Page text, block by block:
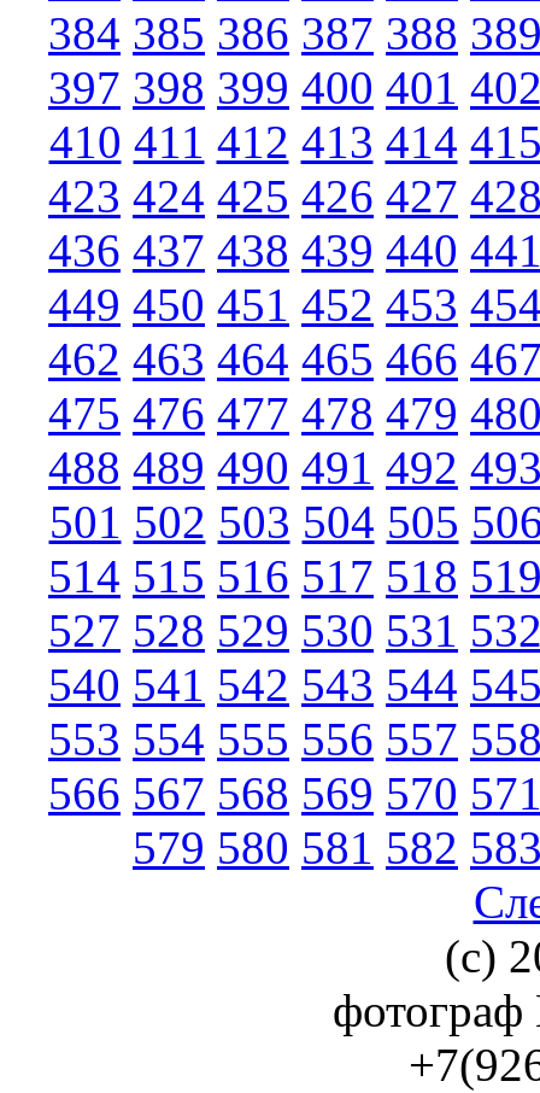
384 385 386 387 388
397 398 399 400 401
410 411 412 413 414
423 424 425 426 427
436 437 438 439 440
449 450 451 452 453
462 463 464 465 466
475 476 477 478 479
488 489 490 491 492
501 502 503 504 505
514 515 516 517 518
527 528 529 530 531
540 541 542 543 544
553 554 555 556 557
566 567 568 569 570
579 580 581 582
(с)